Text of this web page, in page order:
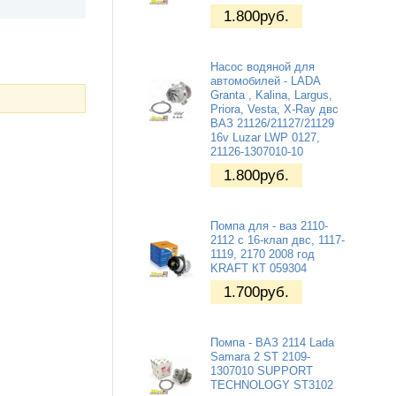
1.800руб.
Насос водяной для
автомобилей - LADA
Granta , Kalina, Largus,
Priora, Vesta, X-Ray двс
ВАЗ 21126/21127/21129
16v Luzar LWP 0127,
21126-1307010-10
1.800руб.
Помпа для - ваз 2110-
2112 с 16-клап двс, 1117-
1119, 2170 2008 год
KRAFT КТ 059304
1.700руб.
Помпа - ВАЗ 2114 Lada
Samara 2 ST 2109-
1307010 SUPPORT
TECHNOLOGY ST3102